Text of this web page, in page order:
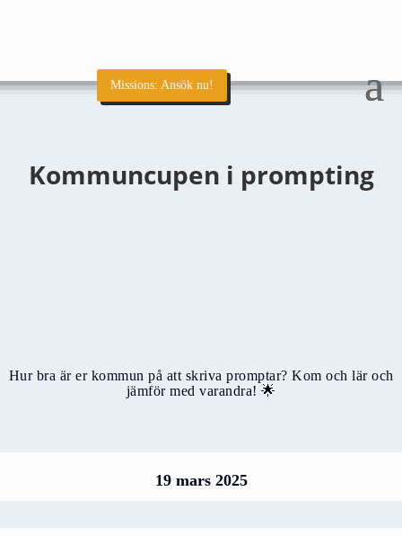
Missions: Ansök nu!
Kommuncupen i prompting
Hur bra är er kommun på att skriva promptar? Kom och lär och
jämför med varandra! 🌟
19 mars 2025